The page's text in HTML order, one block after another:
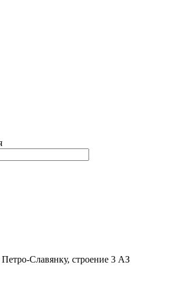
Славянку, строение 3 АЗ